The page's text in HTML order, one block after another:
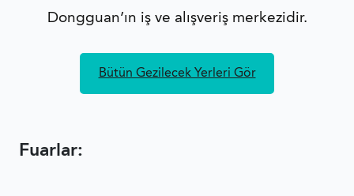
Dongguan’ın iş ve alışveriş merkezidir.
Bütün Gezilecek Yerleri Gör
Fuarlar: